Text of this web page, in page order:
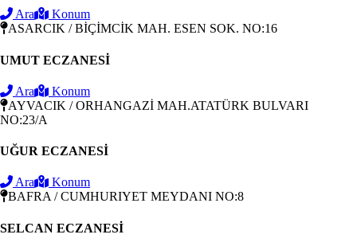
Ara
Konum
ASARCIK / BİÇİMCİK MAH. ESEN SOK. NO:16
UMUT ECZANESİ
Ara
Konum
AYVACIK / ORHANGAZİ MAH.ATATÜRK BULVARI
NO:23/A
UĞUR ECZANESİ
Ara
Konum
BAFRA / CUMHURIYET MEYDANI NO:8
SELCAN ECZANESİ